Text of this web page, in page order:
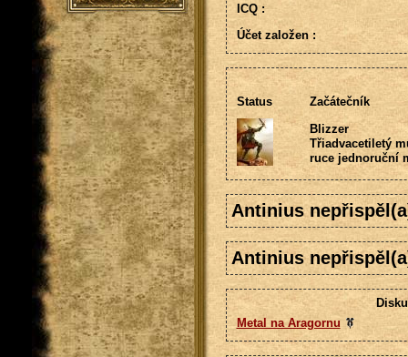
ICQ :
Účet založen :
Status
Začátečník
Blizzer
Třiadvacetiletý
ruce jednoruční
Antinius
Antinius
Metal na Aragornu